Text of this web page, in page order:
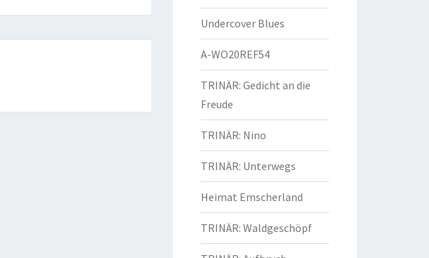
Undercover Blues
A-WO20REF54
TRINÄR: Gedicht an die
Freude
TRINÄR: Nino
TRINÄR: Unterwegs
Heimat Emscherland
TRINÄR: Waldgeschöpf